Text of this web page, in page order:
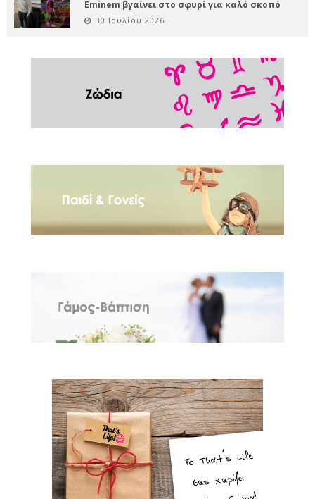
Eminem βγαίνει στο σφυρί για καλό σκοπό
30 Ιουλίου 2026